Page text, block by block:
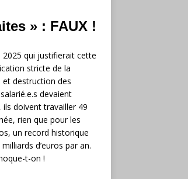
» : FAUX !
2025 qui justifierait cette
stricte de la
et destruction des
devaient
doivent travailler 49
rien que pour les
un record historique
d’euros par an.
t-on !